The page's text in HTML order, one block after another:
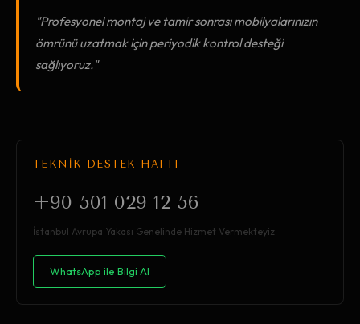
"Profesyonel montaj ve tamir sonrası mobilyalarınızın
ömrünü uzatmak için periyodik kontrol desteği
sağlıyoruz."
TEKNİK DESTEK HATTI
+90 501 029 12 56
İstanbul Avrupa Yakası Genelinde Hizmet Vermekteyiz.
WhatsApp ile Bilgi Al